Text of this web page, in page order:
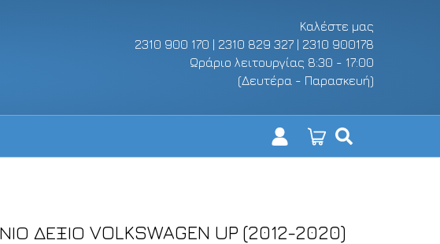
Καλέστε μας
2310 900 170 | 2310 829 327 | 2310 900178
Ωράριο λειτουργίας 8:30 - 17:00
(Δευτέρα - Παρασκευή)
ΔΕΞΙΟ VOLKSWAGEN UP (2012-2020)